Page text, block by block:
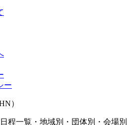
ー
）
程一覧・地域別・団体別・会場別